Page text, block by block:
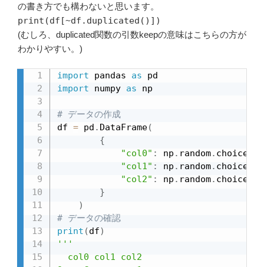
の書き方でも構わないと思います。
print(df[~df.duplicated()])
(むしろ、duplicated関数の引数keepの意味はこちらの方が
わかりやすい。)
import pandas as
import numpy as np
# データの作成
df = pd . DataFrame(
{
"col0" : np . random. choice
"col1" : np . random. choice
"col2" : np . random. choice
}
)
# データの確認
print (df)
'''
  col0 col1 col2